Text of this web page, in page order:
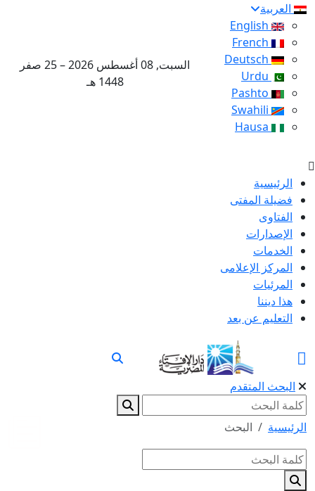
العربية
السبت, 08 أغسطس 2026 – 25 صفر
1448 هـ
الرئيسية
فضيلة المفتى
الفتاوى
الإصدارات
الخدمات
المركز الإعلامى
المرئيات
هذا ديننا
التعليم عن بعد
البحث المتقدم
الرئيسية البحث